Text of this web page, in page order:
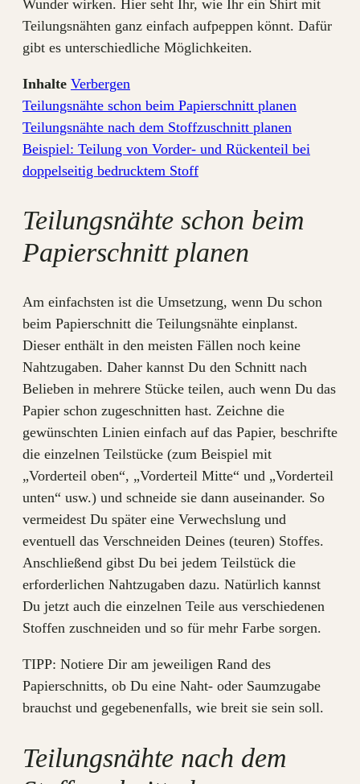
Wunder wirken. Hier seht Ihr, wie Ihr ein Shirt mit
Teilungsnähten ganz einfach aufpeppen könnt. Dafür
gibt es unterschiedliche Möglichkeiten.
Inhalte Verbergen
Teilungsnähte schon beim Papierschnitt planen
Teilungsnähte nach dem Stoffzuschnitt planen
Beispiel: Teilung von Vorder- und Rückenteil bei
doppelseitig bedrucktem Stoff
Teilungsnähte schon beim
Papierschnitt planen
Am einfachsten ist die Umsetzung, wenn Du schon
beim Papierschnitt die Teilungsnähte einplanst.
Dieser enthält in den meisten Fällen noch keine
Nahtzugaben. Daher kannst Du den Schnitt nach
Belieben in mehrere Stücke teilen, auch wenn Du das
Papier schon zugeschnitten hast. Zeichne die
gewünschten Linien einfach auf das Papier, beschrifte
die einzelnen Teilstücke (zum Beispiel mit
„Vorderteil oben“, „Vorderteil Mitte“ und „Vorderteil
unten“ usw.) und schneide sie dann auseinander. So
vermeidest Du später eine Verwechslung und
eventuell das Verschneiden Deines (teuren) Stoffes.
Anschließend gibst Du bei jedem Teilstück die
erforderlichen Nahtzugaben dazu. Natürlich kannst
Du jetzt auch die einzelnen Teile aus verschiedenen
Stoffen zuschneiden und so für mehr Farbe sorgen.
TIPP: Notiere Dir am jeweiligen Rand des
Papierschnitts, ob Du eine Naht- oder Saumzugabe
brauchst und gegebenenfalls, wie breit sie sein soll.
Teilungsnähte nach dem